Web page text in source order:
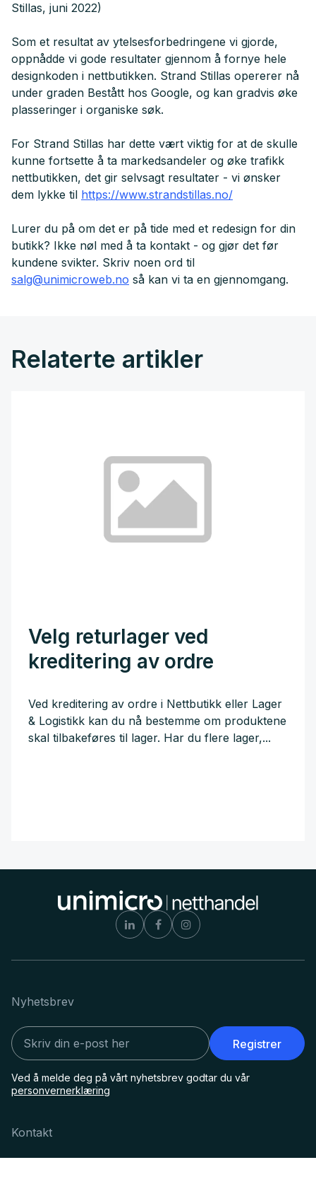
Stillas, juni 2022)
Som et resultat av ytelsesforbedringene vi gjorde,
oppnådde vi gode resultater gjennom å fornye hele
designkoden i nettbutikken. Strand Stillas opererer nå
under graden Bestått hos Google, og kan gradvis øke
plasseringer i organiske søk.
For Strand Stillas har dette vært viktig for at de skulle
kunne fortsette å ta markedsandeler og øke trafikk
nettbutikken, det gir selvsagt resultater - vi ønsker
dem lykke til https://www.strandstillas.no/
Lurer du på om det er på tide med et redesign for din
butikk? Ikke nøl med å ta kontakt - og gjør det før
kundene svikter. Skriv noen ord til
salg@unimicroweb.no så kan vi ta en gjennomgang.
Relaterte artikler
Velg returlager ved
kreditering av ordre
Ved kreditering av ordre i Nettbutikk eller Lager
& Logistikk kan du nå bestemme om produktene
skal tilbakeføres til lager. Har du flere lager,...
Ved å melde deg på vårt nyhetsbrev godtar du vår
Kontakt
support@netthandel.unimicro.no
Unimicro Netthandel